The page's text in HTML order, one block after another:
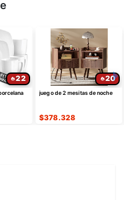
22 20
juego de 2 mesitas de noche
$378.328